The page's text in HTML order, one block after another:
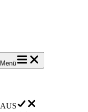
Menü
AUS